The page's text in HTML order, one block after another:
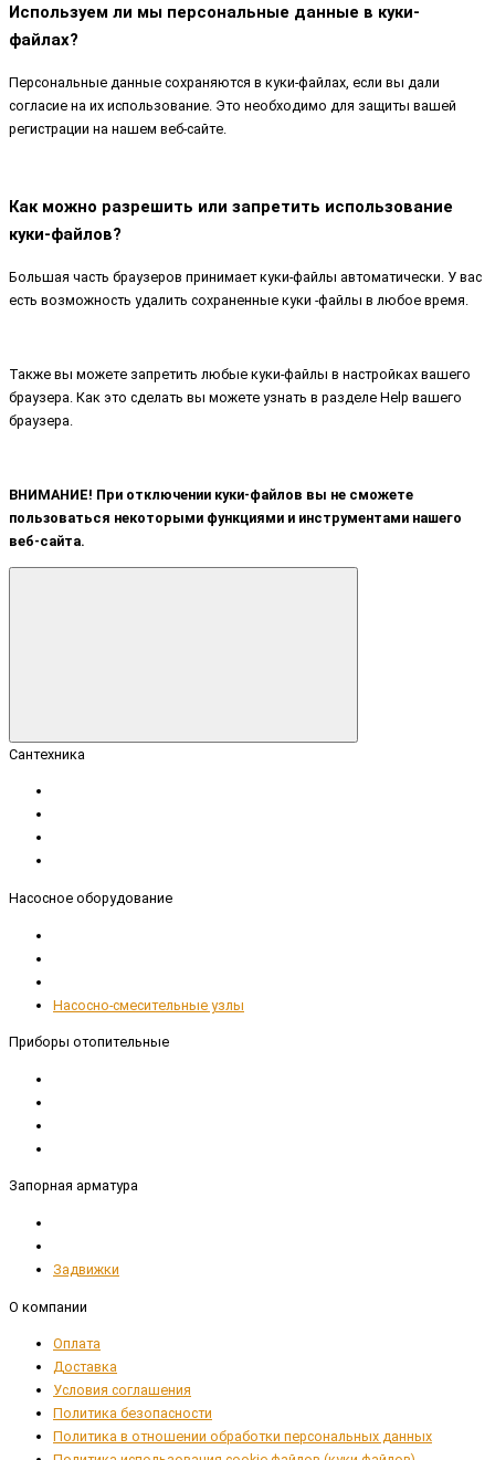
Используем ли мы персональные данные в куки-
файлах?
Персональные данные сохраняются в куки-файлах, если вы дали
согласие на их использование. Это необходимо для защиты вашей
регистрации на нашем веб-сайте.
Как можно разрешить или запретить использование
куки-файлов?
Большая часть браузеров принимает куки-файлы автоматически. У вас
есть возможность удалить сохраненные куки -файлы в любое время.
Также вы можете запретить любые куки-файлы в настройках вашего
браузера. Как это сделать вы можете узнать в разделе Help вашего
браузера.
ВНИМАНИЕ! При отключении куки-файлов вы не сможете
пользоваться некоторыми функциями и инструментами нашего
веб-сайта.
Сантехника
Насосное оборудование
Насосно-смесительные узлы
Приборы отопительные
Запорная арматура
Задвижки
О компании
Оплата
Доставка
Условия соглашения
Политика безопасности
Политика в отношении обработки персональных данных